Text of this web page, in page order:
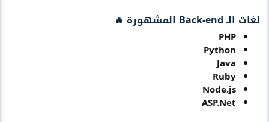
لغات الـ Back-end المشهورة 🔥​
PHP
Python
Java
Ruby
Node.js
ASP.Net